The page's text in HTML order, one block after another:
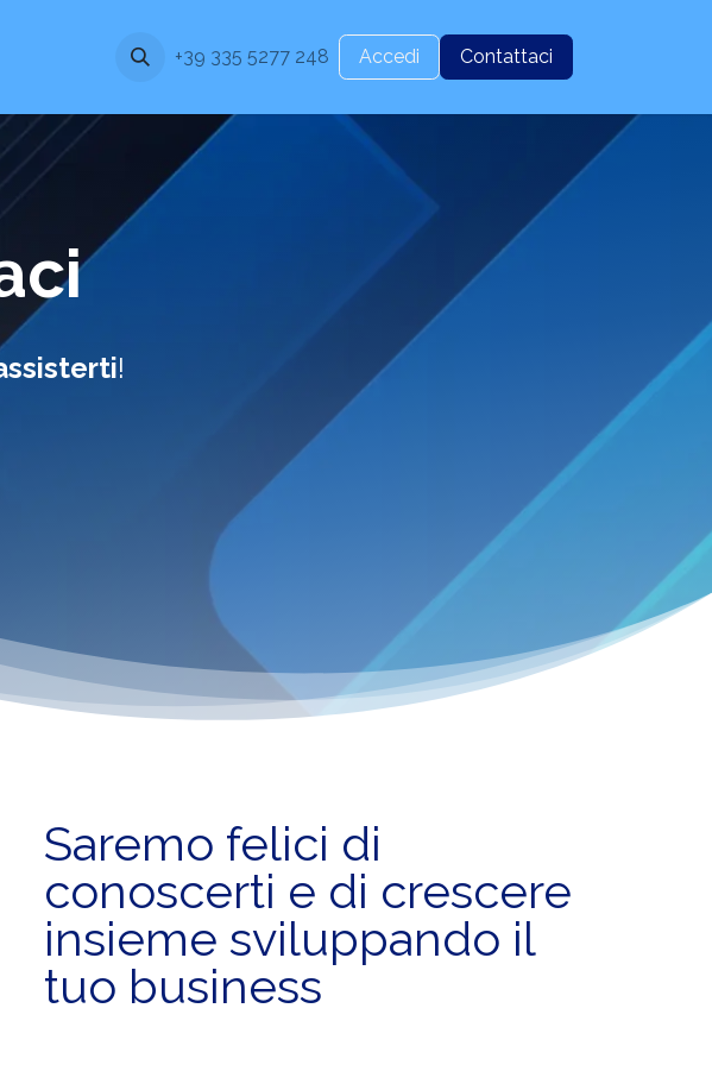
+39 335 5277 248 Accedi Contattaci
!
Saremo felici di
conoscerti e di crescere
insieme sviluppando il
tuo business